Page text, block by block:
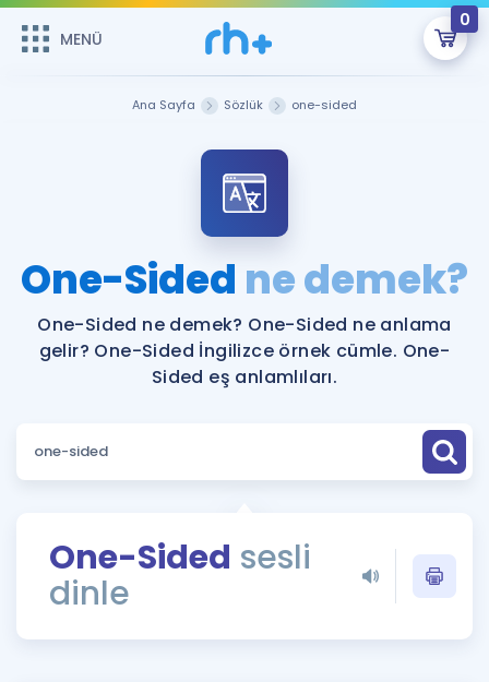
MENÜ
0
ÜYE DEĞİLİM
Sepetin Şu An Boş.
Remzi Hoca ile seni sınava hazırlayacak onlarca eğitim seni
bekliyor!
MENÜ
Faydalı Araçlar
Sözlük
Rehberlik Aracı
ÖSYM Sınav Takvimi
Hakkımızda
Ana Sayfa Sözlük one-sided
One-Sided ne demek?
One-Sided ne demek? One-Sided ne anlama
gelir? One-Sided İngilizce örnek cümle. One-
Sided eş anlamlıları.
One-Sided sesli
dinle